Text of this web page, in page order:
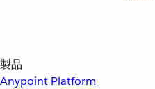
製品
Anypoint Platform